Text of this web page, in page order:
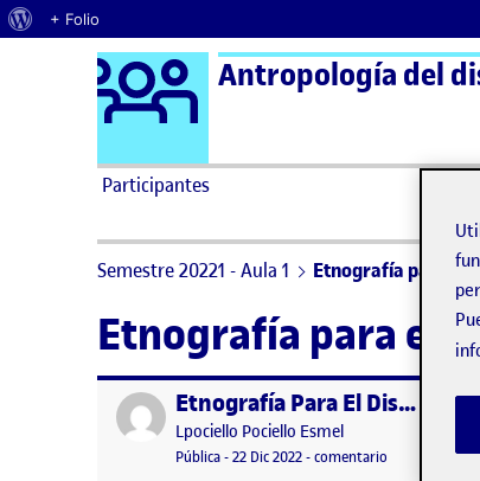
Acerca de WordPress
+ Folio
Saltar al contenido Logo Ágora
Antropología del
Participantes
Semestre 20221 - Aula 1 Etnografía para el
Etnografía para el
Publicado por Etnografía Para El Diseño · Laura Pociello Esmel
Publicado por
Lpociello Pociello Esmel
Visibilidad:
Pública-Fecha de publicación
22 Dic 202223 diciembre, 2022 12:39 am
-comentario en